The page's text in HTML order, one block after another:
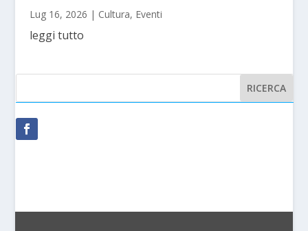
Lug 16, 2026 | Cultura, Eventi
leggi tutto